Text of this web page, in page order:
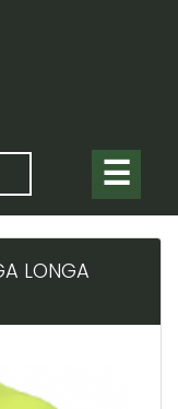
☰
LONGA